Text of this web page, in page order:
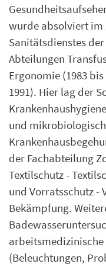
wurde absolviert im
Sanitätsdienstes
Abteilungen
Ergonomie (1983
1991). Hier lag der
und
der Fachabteilung
Textilschutz -
und Vorratsschutz -
Bekämpfung.
arbeitsmedizinische
(Beleuchtungen,